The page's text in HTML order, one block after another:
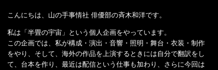
こんにちは、山の手事情社 俳優部の斉木和洋です。
私は「半畳の宇宙」という個人企画をやっています。
この企画では、私が構成・演出・音響・照明・舞台・衣装・制作
をやり、そして、海外の作品を上演するときには自分で翻訳をし
て、台本を作り、最近は配信という仕事も加わり、さらに今回は